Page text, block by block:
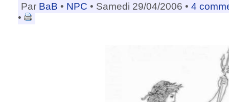
Par BaB • NPC • Samedi 29/04/2006 • 4
•